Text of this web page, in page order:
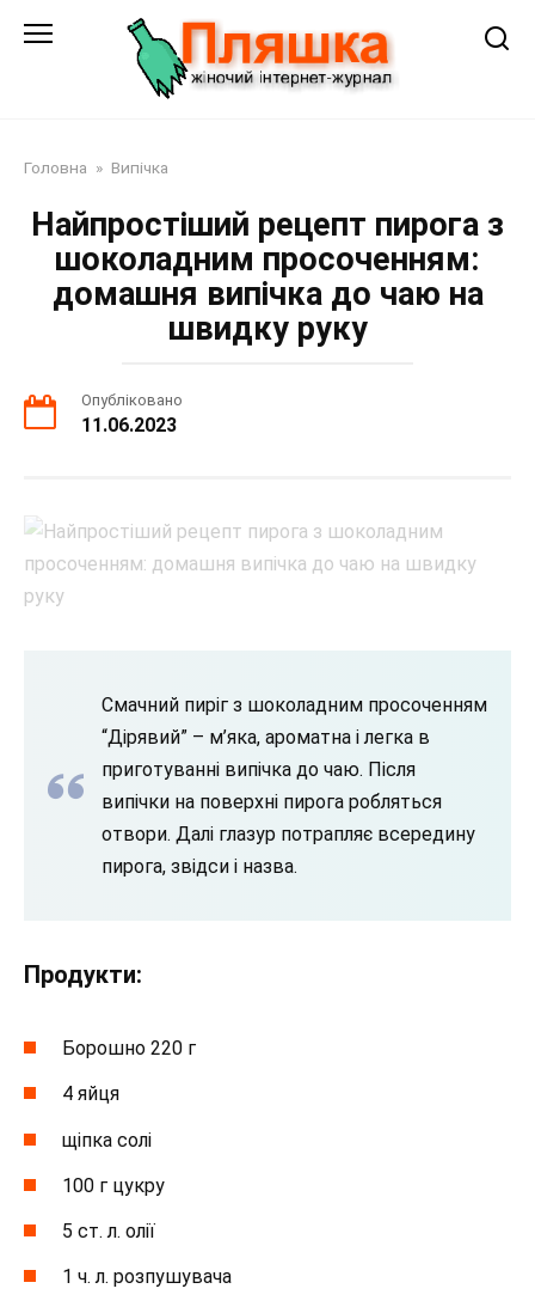
Головна » Випічка
Найпростіший рецепт пирога з
шоколадним просоченням:
домашня випічка до чаю на
швидку руку
Опубліковано
11.06.2023
Смачний пиріг з шоколадним просоченням
“Дірявий” – м’яка, ароматна і легка в
приготуванні випічка до чаю. Після
випічки на поверхні пирога робляться
отвори. Далі глазур потрапляє всередину
пирога, звідси і назва.
Продукти:
Борошно 220 г
4 яйця
щіпка солі
100 г цукру
5 ст. л. олії
1 ч. л. розпушувача